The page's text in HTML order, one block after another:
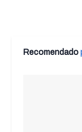
Recomendado